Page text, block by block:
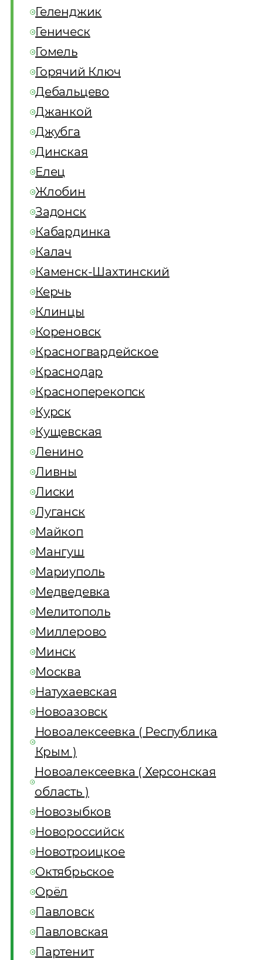
Геленджик
Геническ
Гомель
Горячий Ключ
Дебальцево
Джанкой
Джубга
Динская
Елец
Жлобин
Задонск
Кабардинка
Калач
Каменск-Шахтинский
Керчь
Клинцы
Кореновск
Красногвардейское
Краснодар
Красноперекопск
Курск
Кущевская
Ленино
Ливны
Лиски
Луганск
Майкоп
Мангуш
Мариуполь
Медведевка
Мелитополь
Миллерово
Минск
Москва
Натухаевская
Новоазовск
Новоалексеевка ( Республика
Крым )
Новоалексеевка ( Херсонская
область )
Новозыбков
Новороссийск
Новотроицкое
Октябрьское
Орёл
Павловск
Павловская
Партенит